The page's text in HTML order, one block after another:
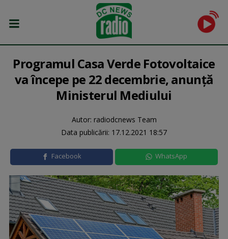
Programul Casa Verde Fotovoltaice
va începe pe 22 decembrie, anunță
Ministerul Mediului
Autor: radiodcnews Team
Data publicării: 17.12.2021 18:57
Facebook WhatsApp